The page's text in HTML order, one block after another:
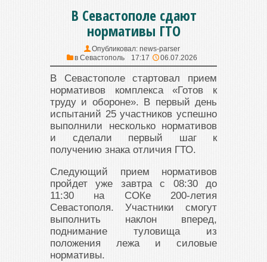
В Севастополе сдают
нормативы ГТО
Опубликовал: news-parser
в Севастополь 17:17 06.07.2026
В Севастополе стартовал прием
нормативов комплекса «Готов к
труду и обороне». В первый день
испытаний 25 участников успешно
выполнили несколько нормативов
и сделали первый шаг к
получению знака отличия ГТО.
Следующий прием нормативов
пройдет уже завтра с 08:30 до
11:30 на СОКе 200-летия
Севастополя. Участники смогут
выполнить наклон вперед,
поднимание туловища из
положения лежа и силовые
нормативы.